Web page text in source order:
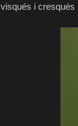
visqués i cresqués